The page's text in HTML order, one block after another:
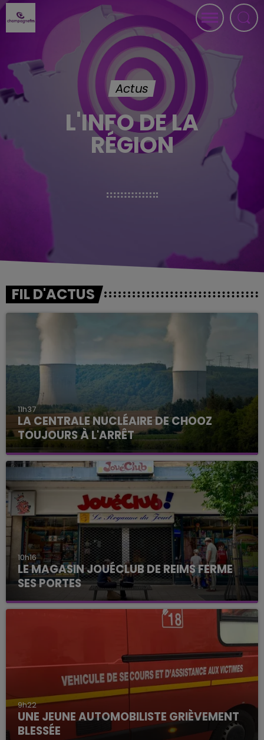
Actus
L'INFO DE LA
RÉGION
FIL D'ACTUS
11h37
LA CENTRALE NUCLÉAIRE DE CHOOZ
TOUJOURS À L'ARRÊT
10h16
LE MAGASIN JOUÉCLUB DE REIMS FERME
SES PORTES
9h22
UNE JEUNE AUTOMOBILISTE GRIÈVEMENT
BLESSÉE